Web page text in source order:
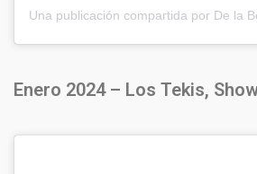
Enero 2024 – Los Tekis,